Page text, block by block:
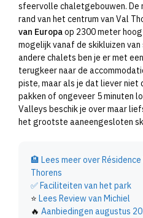
sfeervolle chaletgebouwen. De
rand van het centrum van Val
van Europaop 2300 meter
mogelijk vanaf de skikluizen
andere chalets ben je er met
terugkeer naar de
piste, maar als je dat liever niet
pakken of ongeveer 5 minuten
Valleys beschik je over maar
het grootste aaneengesloten
🏨 Lees meer over
Thorens
✅ Faciliteiten van het park
⭐ Lees Review van Michiel
🔥 Aanbiedingen augustus